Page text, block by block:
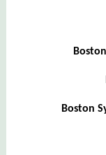
Boston